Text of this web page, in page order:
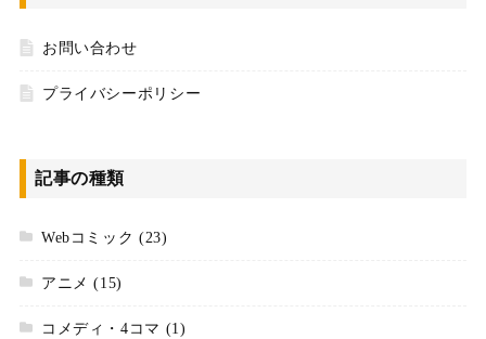
お問い合わせ
プライバシーポリシー
記事の種類
Webコミック (23)
アニメ (15)
コメディ・4コマ (1)